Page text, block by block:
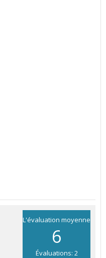
L'évaluation moyenne
6
Évaluations: 2